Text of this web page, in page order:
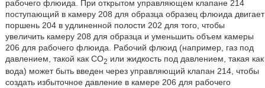
рабочего флюида. При открытом управляющем клапане 214
поступающий в камеру 208 для образца образец флюида двигает
поршень 204 в удлиненной полости 202 для того, чтобы
увеличить камеру 208 для образца и уменьшить объем камеры
206 для рабочего флюида. Рабочий флюид (например, газ под
давлением, такой как CO2 или жидкость под давлением, такая как
вода) может быть введен через управляющий клапан 214, чтобы
создать избыточное давление в камере 206 для рабочего